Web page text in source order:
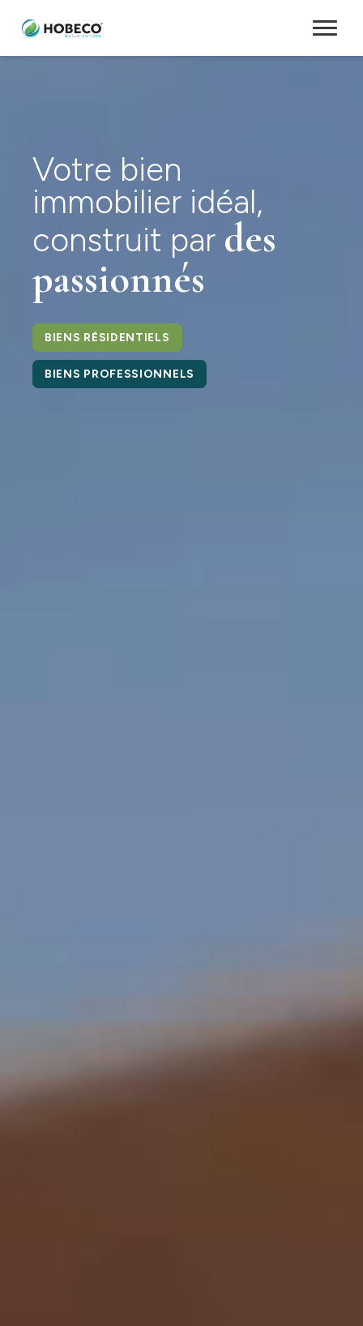
Votre bien
immobilier idéal,
construit par des
passionnés
BIENS RÉSIDENTIELS
BIENS PROFESSIONNELS